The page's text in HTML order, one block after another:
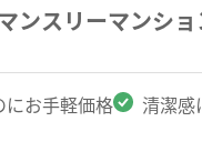
ンスリーマンシ
お手軽価格 清潔感